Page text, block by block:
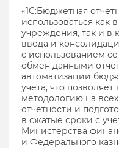
«1С:Бюджетная
использоваться как
учреждения, так и в
ввода и
с использованием
обмен данными
автоматизации
учета, что
методологию на
отчетности и
в сжатые сроки с
Министерства
и Федерального